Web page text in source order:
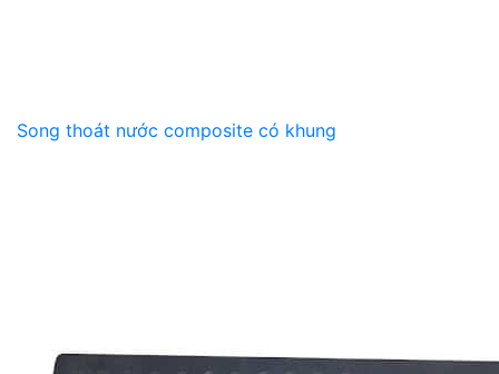
Song thoát nước composite có khung